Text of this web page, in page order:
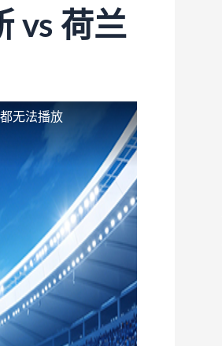
vs 荷兰
无法播放